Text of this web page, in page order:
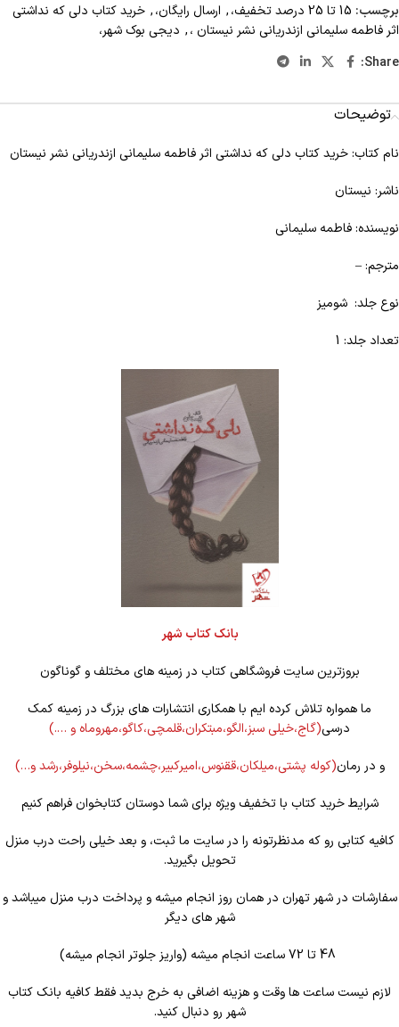
برچسب: 15 تا 25 درصد تخفیف، , ارسال رایگان،, خرید کتاب دلی که نداشتی
اثر فاطمه سلیمانی ازندریانی نشر نیستان ،, دیجی بوک شهر،
Share:
توضیحات
نام کتاب: خرید کتاب دلی که نداشتی اثر فاطمه سلیمانی ازندریانی نشر نیستان
ناشر: نیستان
نویسنده: فاطمه سلیمانی
مترجم: –
نوع جلد: شومیز
تعداد جلد: 1
بانک کتاب شهر
بروزترین سایت فروشگاهی کتاب در زمینه های مختلف و گوناگون
ما همواره تلاش کرده ایم با همکاری انتشارات های بزرگ در زمینه کمک
درسی(گاج،خیلی سبز،الگو،مبتکران،قلمچی،کاگو،مهروماه و ….)
و در رمان(کوله پشتی،میلکان،ققنوس،امیرکبیر،چشمه،سخن،نیلوفر،رشد و…)
شرایط خرید کتاب با تخفیف ویژه برای شما دوستان کتابخوان فراهم کنیم
کافیه کتابی رو که مدنظرتونه را در سایت ما ثبت، و بعد خیلی راحت درب منزل
تحویل بگیرید.
سفارشات در شهر تهران در همان روز انجام میشه و پرداخت درب منزل میباشد و
شهر های دیگر
لازم نیست ساعت ها وقت و هزینه اضافی به خرج بدید فقط کافیه بانک کتاب
شهر رو دنبال کنید.